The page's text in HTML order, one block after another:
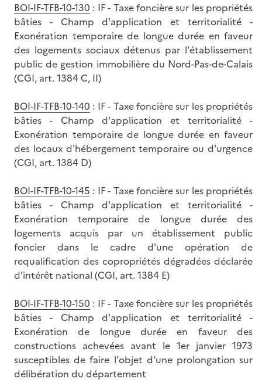
BOI-IF-TFB-10-130 : IF - Taxe foncière sur les propriétés
bâties - Champ d'application et territorialité -
Exonération temporaire de longue durée en faveur
des logements sociaux détenus par l'établissement
public de gestion immobilière du Nord-Pas-de-Calais
(CGI, art. 1384 C, II)
BOI-IF-TFB-10-140 : IF - Taxe foncière sur les propriétés
bâties - Champ d'application et territorialité -
Exonération temporaire de longue durée en faveur
des locaux d'hébergement temporaire ou d'urgence
(CGI, art. 1384 D)
BOI-IF-TFB-10-145 : IF - Taxe foncière sur les propriétés
bâties - Champ d'application et territorialité -
Exonération temporaire de longue durée des
logements acquis par un établissement public
foncier dans le cadre d'une opération de
requalification des copropriétés dégradées déclarée
d’intérêt national (CGI, art. 1384 E)
BOI-IF-TFB-10-150 : IF - Taxe foncière sur les propriétés
bâties - Champ d'application et territorialité -
Exonération de longue durée en faveur des
constructions achevées avant le 1er janvier 1973
susceptibles de faire l'objet d'une prolongation sur
délibération du département